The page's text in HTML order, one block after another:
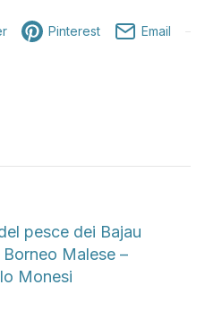
Pinterest Email
pesce dei Bajau
Malese –
Monesi